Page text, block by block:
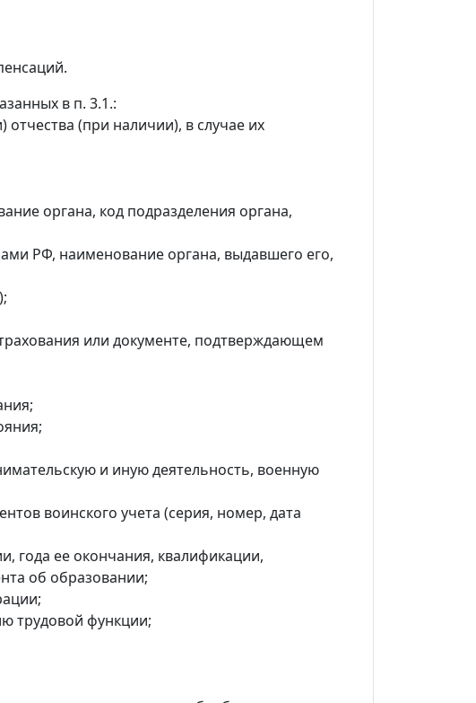
в п. 3.1.:
(при наличии), в случае их
органа, код подразделения органа,
РФ, наименование органа, выдавшего его,
или документе, подтверждающем
и иную деятельность, военную
воинского учета (серия, номер, дата
года ее окончания, квалификации,
об образовании;
трудовой функции;